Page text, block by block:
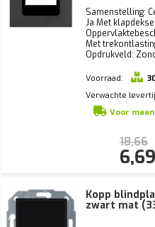
Samenstelling:
Ja Met
Met
Opdrukveld:
Voorraad:
Verwachte
Voor
18,66
6,69
Kopp
zwart mat